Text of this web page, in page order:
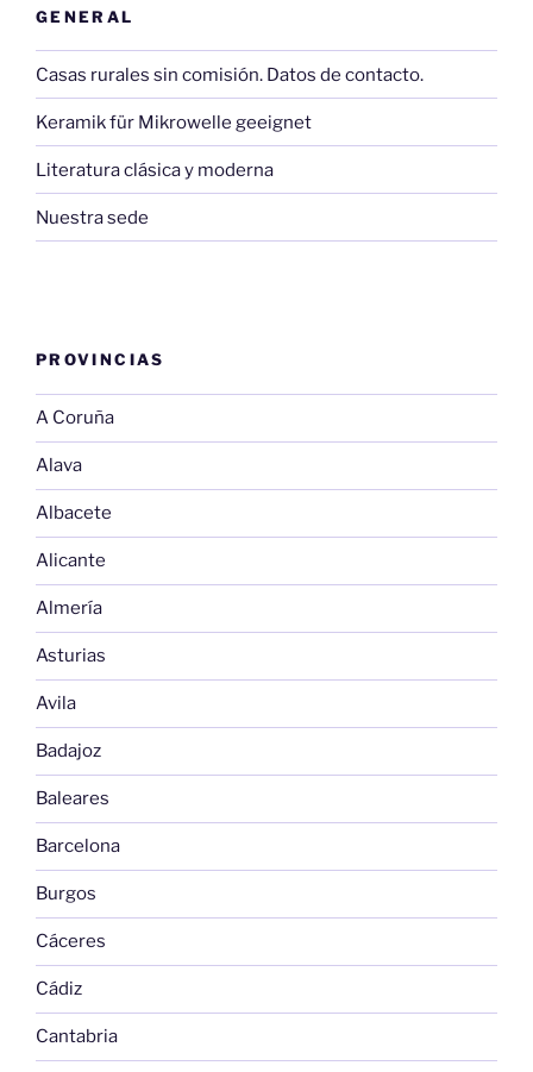
GENERAL
Casas rurales sin comisión. Datos de contacto.
Keramik für Mikrowelle geeignet
Literatura clásica y moderna
Nuestra sede
PROVINCIAS
A Coruña
Alava
Albacete
Alicante
Almería
Asturias
Avila
Badajoz
Baleares
Barcelona
Burgos
Cáceres
Cádiz
Cantabria